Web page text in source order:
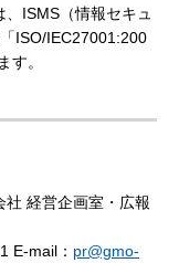
ISMS（情報セキュ
ISO/IEC27001:200
す。
経営企画室・広報
E-mail： pr@gmo-